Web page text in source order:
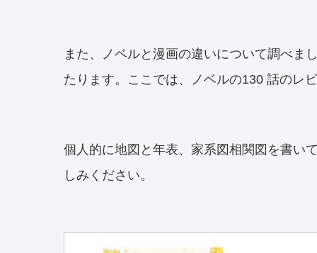
また、ノベルと漫画の違いについて調べま
たります。ここでは、ノベルの130 話のレ
個人的に地図と年表、家系図相関図を書い
しみください。